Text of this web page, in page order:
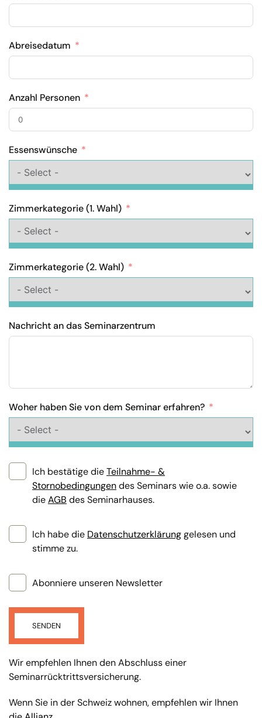
Abreisedatum
Anzahl Personen
Essenswünsche
Zimmerkategorie (1. Wahl)
Zimmerkategorie (2. Wahl)
Nachricht an das Seminarzentrum
Woher haben Sie von dem Seminar erfahren?
Ich bestätige dieTeilnahme- &
Stornobedingungendes Seminars wie o.a. sowie
dieAGB des Seminarhauses.
Ich habe die Datenschutzerklärunggelesen und
stimme zu.
Abonniere unseren Newsletter
SENDEN
Wir empfehlen Ihnen den Abschluss einer
Seminarrücktrittsversicherung.
Wenn Sie in der Schweiz wohnen, empfehlen wir Ihnen